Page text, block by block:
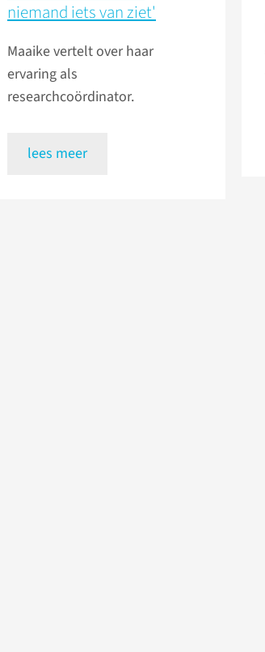
niemand iets van ziet'
Maaike vertelt over haar
ervaring als
researchcoördinator.
lees meer